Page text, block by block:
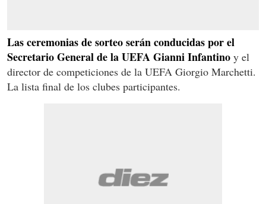
Las ceremonias de sorteo serán conducidas por el
Secretario General de la UEFA Gianni Infantino y el
director de competiciones de la UEFA Giorgio Marchetti.
La lista final de los clubes participantes.